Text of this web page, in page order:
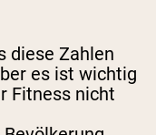
diese Zahlen
es ist wichtig
Fitness nicht